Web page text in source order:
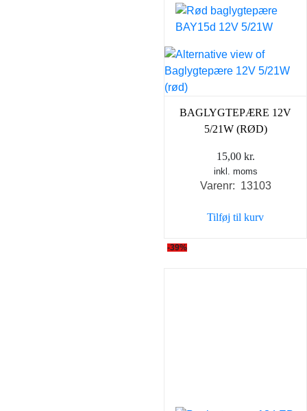
BAGLYGTEPÆRE 12V
5/21W (RØD)
15,00 kr.
inkl. moms
Varenr: 13103
Tilføj til kurv
-39%